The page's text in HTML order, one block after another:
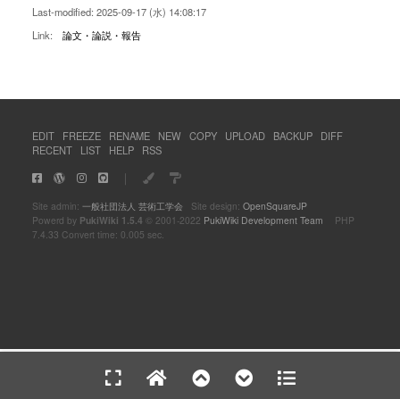
Last-modified: 2025-09-17 (水) 14:08:17
Link:
論文・論説・報告
EDIT FREEZE RENAME NEW COPY UPLOAD BACKUP
DIFF
RECENT
LIST HELP RSS
｜
Site admin: 一般社団法人 芸術工学会Site design: OpenSquareJP
Powerd by PukiWiki 1.5.4 © 2001-2022 PukiWiki Development Team PHP
7.4.33 Convert time: 0.005 sec.